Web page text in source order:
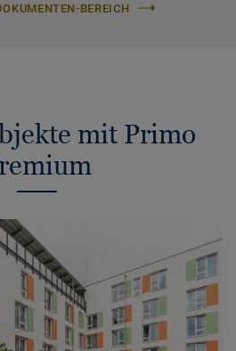
BEREICH
mit Primo